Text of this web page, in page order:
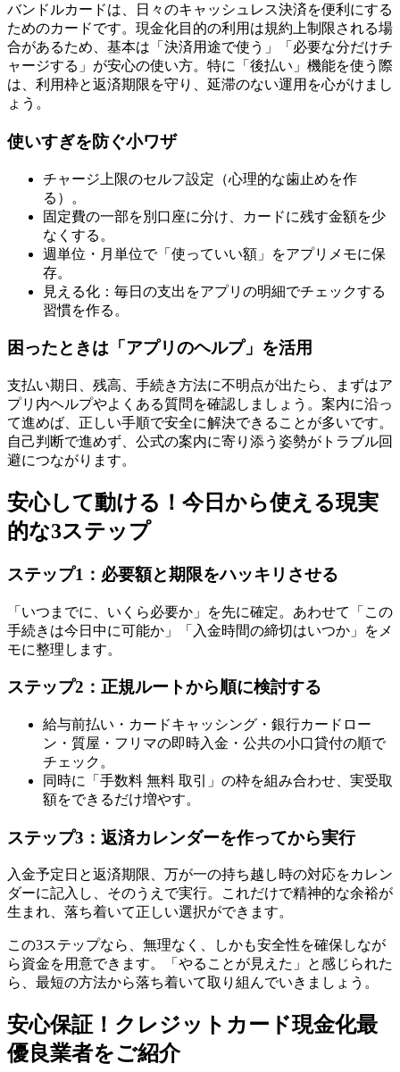
バンドルカードは、日々のキャッシュレス決済を便利にする
ためのカードです。現金化目的の利用は規約上制限される場
合があるため、基本は「決済用途で使う」「必要な分だけチ
ャージする」が安心の使い方。特に「後払い」機能を使う際
は、利用枠と返済期限を守り、延滞のない運用を心がけまし
ょう。
使いすぎを防ぐ小ワザ
チャージ上限のセルフ設定（心理的な歯止めを作
る）。
固定費の一部を別口座に分け、カードに残す金額を少
なくする。
週単位・月単位で「使っていい額」をアプリメモに保
存。
見える化：毎日の支出をアプリの明細でチェックする
習慣を作る。
困ったときは「アプリのヘルプ」を活用
支払い期日、残高、手続き方法に不明点が出たら、まずはア
プリ内ヘルプやよくある質問を確認しましょう。案内に沿っ
て進めば、正しい手順で安全に解決できることが多いです。
自己判断で進めず、公式の案内に寄り添う姿勢がトラブル回
避につながります。
安心して動ける！今日から使える現実
的な3ステップ
ステップ1：必要額と期限をハッキリさせる
「いつまでに、いくら必要か」を先に確定。あわせて「この
手続きは今日中に可能か」「入金時間の締切はいつか」をメ
モに整理します。
ステップ2：正規ルートから順に検討する
給与前払い・カードキャッシング・銀行カードロー
ン・質屋・フリマの即時入金・公共の小口貸付の順で
チェック。
同時に「手数料 無料 取引」の枠を組み合わせ、実受取
額をできるだけ増やす。
ステップ3：返済カレンダーを作ってから実行
入金予定日と返済期限、万が一の持ち越し時の対応をカレン
ダーに記入し、そのうえで実行。これだけで精神的な余裕が
生まれ、落ち着いて正しい選択ができます。
この3ステップなら、無理なく、しかも安全性を確保しなが
ら資金を用意できます。「やることが見えた」と感じられた
ら、最短の方法から落ち着いて取り組んでいきましょう。
安心保証！クレジットカード現金化最
優良業者をご紹介